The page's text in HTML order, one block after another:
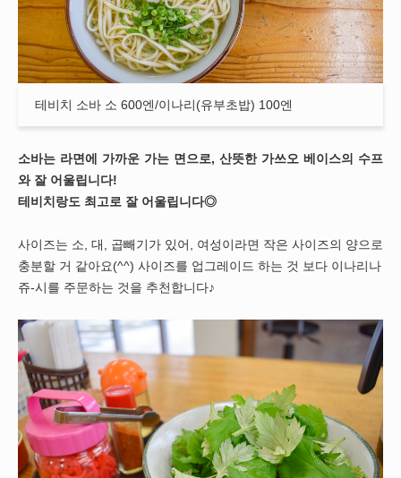
테비치 소바 소 600엔/이나리(유부초밥) 100엔
소바는 라면에 가까운 가는 면으로, 산뜻한 가쓰오 베이스의 수프
와 잘 어울립니다!
테비치랑도 최고로 잘 어울립니다◎
사이즈는 소, 대, 곱빼기가 있어, 여성이라면 작은 사이즈의 양으로
충분할 거 같아요(^^) 사이즈를 업그레이드 하는 것 보다 이나리나
쥬-시를 주문하는 것을 추천합니다♪